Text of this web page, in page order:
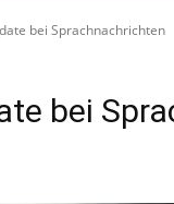
bei Sprachnachrichten
bei